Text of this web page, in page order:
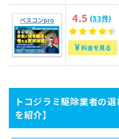
9.2調査結果：ネズミはどこか
9.3施工のこだわり：追い出し
10
現場調査：まさか地面か
11
施工のポイント：二度と
13
調査結果：なぜネズミが
ペスコンpro 4.5 (53件)
¥料金を見る
トコジラミ駆除業者の
を紹介】